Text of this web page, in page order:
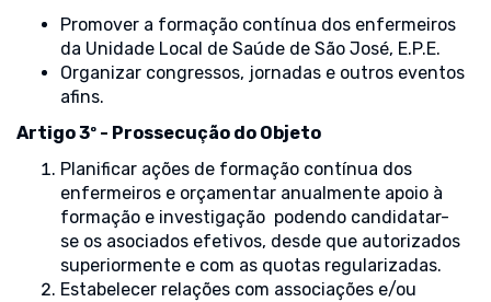
Promover a formação contínua dos enfermeiros
da Unidade Local de Saúde de São José, E.P.E.
Organizar congressos, jornadas e outros eventos
afins.
Artigo 3º - Prossecução do Objeto
Planificar ações de formação contínua dos
enfermeiros e orçamentar anualmente apoio à
formação e investigação podendo candidatar-
se os asociados efetivos, desde que autorizados
superiormente e com as quotas regularizadas.
Estabelecer relações com associações e/ou